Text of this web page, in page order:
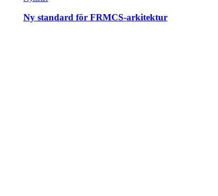
Ny standard för FRMCS-arkitektur